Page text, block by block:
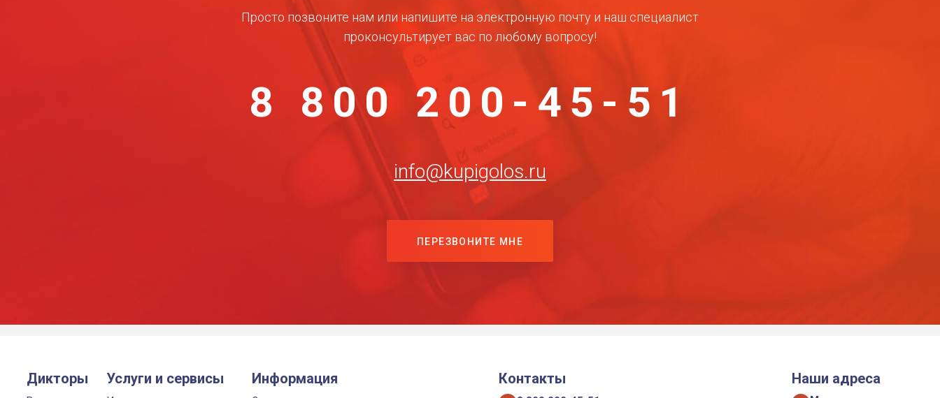
Просто позвоните нам или напишите на электронную почту и наш специалист
проконсультирует вас по любому вопросу!
8 800 200-45-51
info@kupigolos.ru
ПЕРЕЗВОНИТЕ МНЕ
Дикторы Услуги и сервисы Информация Контакты Наши адреса